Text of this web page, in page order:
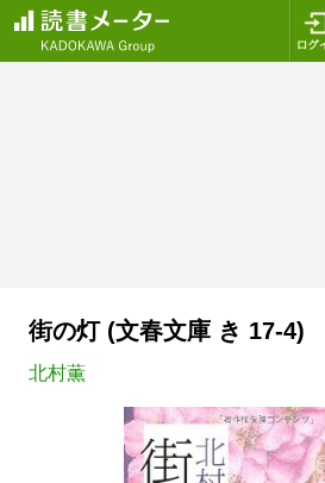
街の灯 (文春文庫 き 17-4)
北村薫